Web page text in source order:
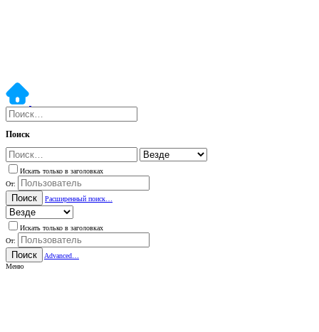
Поиск
Искать только в заголовках
От:
Поиск Расширенный поиск…
Искать только в заголовках
От:
Поиск
Advanced…
Меню